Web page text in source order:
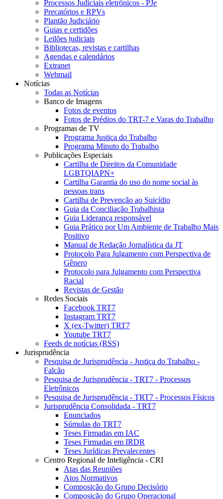
Processos Judiciais eletrônicos - PJe
Precatórios e RPVs
Plantão Judiciário
Guias e certidões
Leilões judiciais
Bibliotecas, revistas e cartilhas
Agendas e calendários
Extranet
Webmail
Notícias
Todas as Notícias
Banco de Imagens
Fotos de eventos
Fotos de Prédios do TRT-7 e Varas do Trabalho
Programas de TV
Programa Justiça do Trabalho
Programa Minuto do Trabalho
Publicações Especiais
Cartilha de Direitos da Comunidade
LGBTQIAPN+
Cartilha Garantia do uso do nome social às
pessoas trans
Cartilha de Prevenção ao Suicídio
Guia da Conciliação Trabalhista
Guia Liderança responsável
Guia Prático por Um Ambiente de Trabalho Mais
Positivo
Manual de Redação Jornalística da JT
Protocolo Para Julgamento com Perspectiva de
Gênero
Protocolo para Julgamento com Perspectiva
Racial
Revistas de Gestão
Redes Sociais
Facebook TRT7
Instagram TRT7
X (ex-Twitter) TRT7
Youtube TRT7
Feeds de notícias (RSS)
Jurisprudência
Pesquisa de Jurisprudência - Justiça do Trabalho -
Falcão
Pesquisa de Jurisprudência - TRT7 - Processos
Eletrônicos
Pesquisa de Jurisprudência - TRT7 - Processos Físicos
Jurisprudência Consolidada - TRT7
Enunciados
Súmulas do TRT7
Teses Firmadas em IAC
Teses Firmadas em IRDR
Teses Jurídicas Prevalecentes
Centro Regional de Inteligência - CRI
Atas das Reuniões
Atos Normativos
Composição do Grupo Decisório
Composição do Grupo Operacional